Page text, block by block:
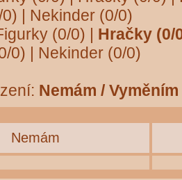
| Nekinder (0/0)
(0/0) | Hračky (0/
0) | Nekinder (0/0)
Nemám / Vyměním
Nemám